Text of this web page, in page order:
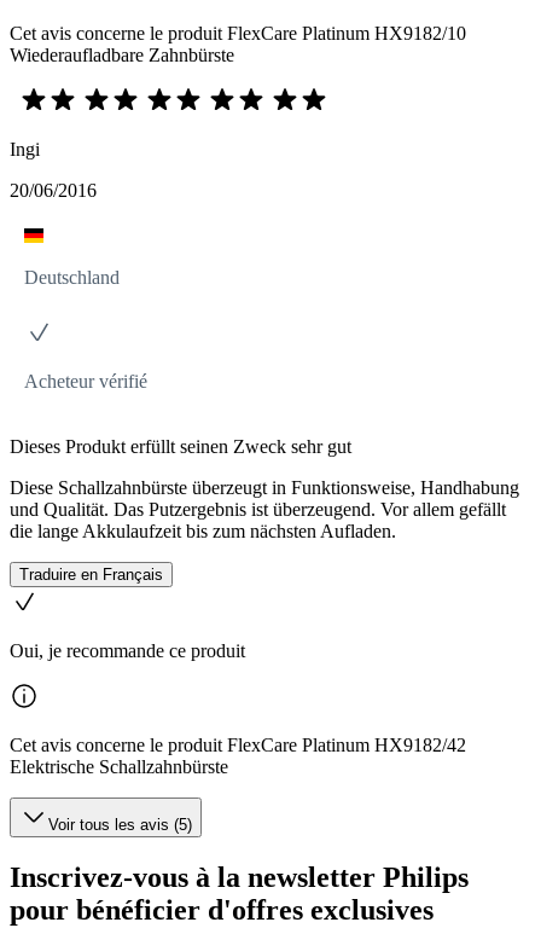
Cet avis concerne le produit FlexCare Platinum HX9182/10
Wiederaufladbare Zahnbürste
Ingi
20/06/2016
Deutschland
Acheteur vérifié
Dieses Produkt erfüllt seinen Zweck sehr gut
Diese Schallzahnbürste überzeugt in Funktionsweise, Handhabung
und Qualität. Das Putzergebnis ist überzeugend. Vor allem gefällt
die lange Akkulaufzeit bis zum nächsten Aufladen.
Traduire en Français
Oui, je recommande ce produit
Cet avis concerne le produit FlexCare Platinum HX9182/42
Elektrische Schallzahnbürste
Voir tous les avis (5)
Inscrivez-vous à la newsletter Philips
pour bénéficier d'offres exclusives